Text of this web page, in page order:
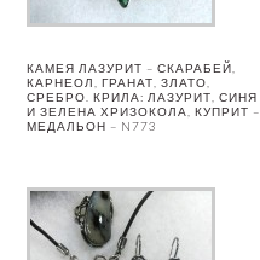
КАМЕЯ ЛАЗУРИТ – СКАРАБЕЙ,
КАРНЕОЛ, ГРАНАТ, ЗЛАТО,
СРЕБРО. КРИЛА: ЛАЗУРИТ, СИНЯ
И ЗЕЛЕНА ХРИЗОКОЛА, КУПРИТ –
МЕДАЛЬОН – N773